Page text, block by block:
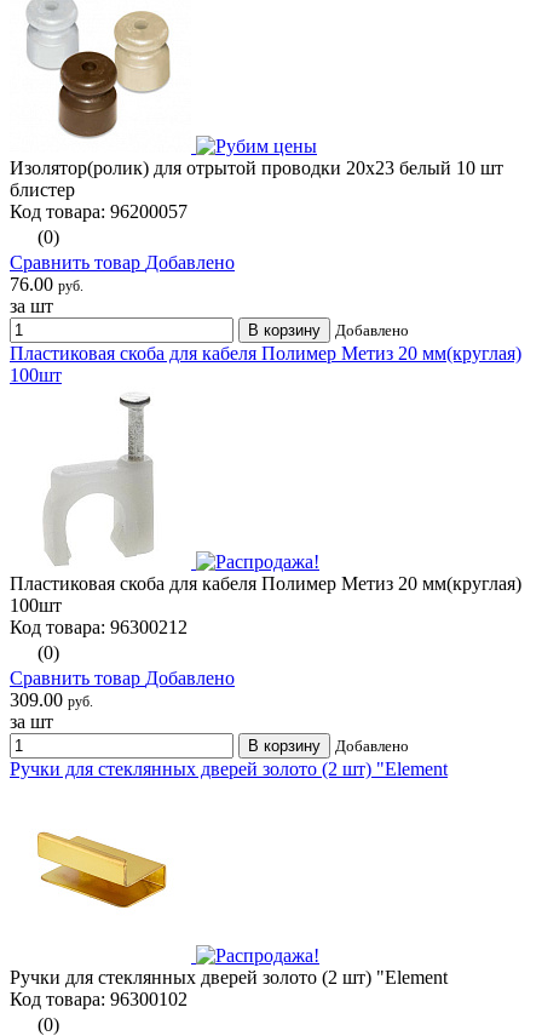
Изолятор(ролик) для отрытой проводки 20х23 белый 10 шт
блистер
Код товара: 96200057
(0)
Сравнить товар Добавлено
76.00 руб.
за шт
В корзину Добавлено
Пластиковая скоба для кабеля Полимер Метиз 20 мм(круглая)
100шт
Пластиковая скоба для кабеля Полимер Метиз 20 мм(круглая)
100шт
Код товара: 96300212
(0)
Сравнить товар Добавлено
309.00 руб.
за шт
В корзину Добавлено
Ручки для стеклянных дверей золото (2 шт) "Element
Ручки для стеклянных дверей золото (2 шт) "Element
Код товара: 96300102
(0)